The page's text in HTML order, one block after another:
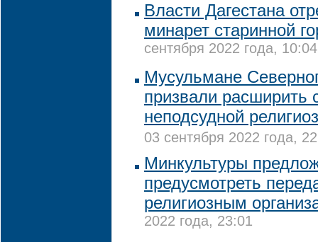
Власти Дагестана
минарет старинной
сентября 2022 года, 10:04
Мусульмане
призвали расширить
неподсудной
03 сентября 2022 года,
Минкультуры
предусмотреть
религиозным
2022 года, 23:01